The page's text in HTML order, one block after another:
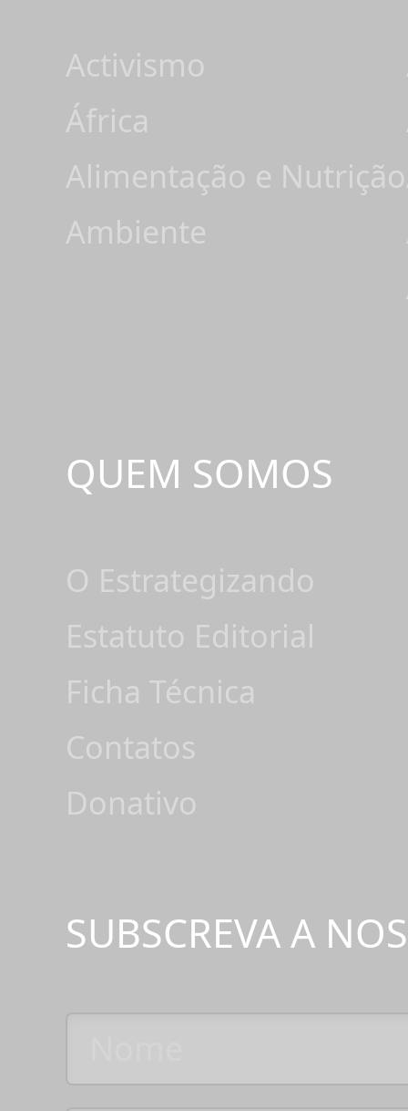
Activismo
África
Alimentação e Nutrição
Ambiente
QUEM SOMOS
O Estrategizando
Estatuto Editorial
Ficha Técnica
Contatos
Donativo
SUBSCREVA A